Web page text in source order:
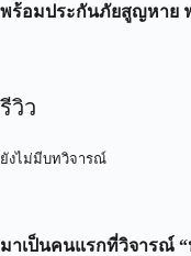
พร้อมประกันภัยสูญหาย
รีวิว
ยังไม่มีบทวิจารณ์
มาเป็นคนแรกที่วิจารณ์